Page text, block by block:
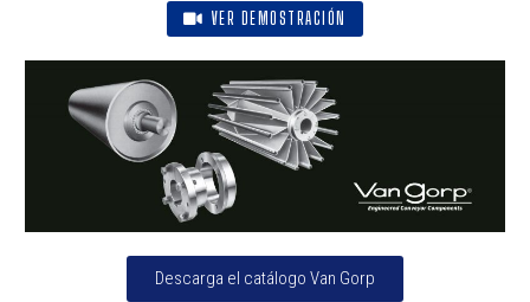
VER DEMOSTRACIÓN
Descarga el catálogo Van Gorp